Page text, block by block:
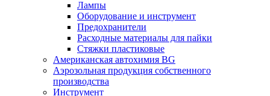
Лампы
Оборудование и инструмент
Предохранители
Расходные материалы для пайки
Стяжки пластиковые
Американская автохимия BG
Аэрозольная продукция собственного
производства
Инструмент